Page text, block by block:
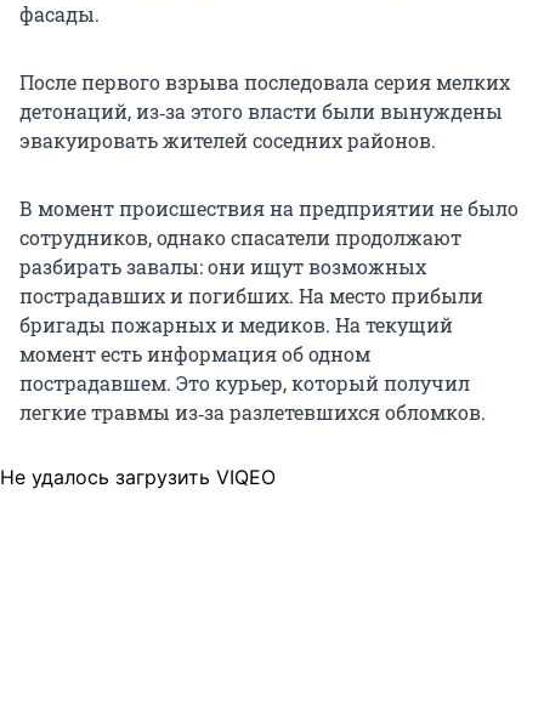
фасады.
После первого взрыва последовала серия мелких
детонаций, из‑за этого власти были вынуждены
эвакуировать жителей соседних районов.
В момент происшествия на предприятии не было
сотрудников, однако спасатели продолжают
разбирать завалы: они ищут возможных
пострадавших и погибших. На место прибыли
бригады пожарных и медиков. На текущий
момент есть информация об одном
пострадавшем. Это курьер, который получил
легкие травмы из‑за разлетевшихся обломков.
Не удалось загрузить VIQEO